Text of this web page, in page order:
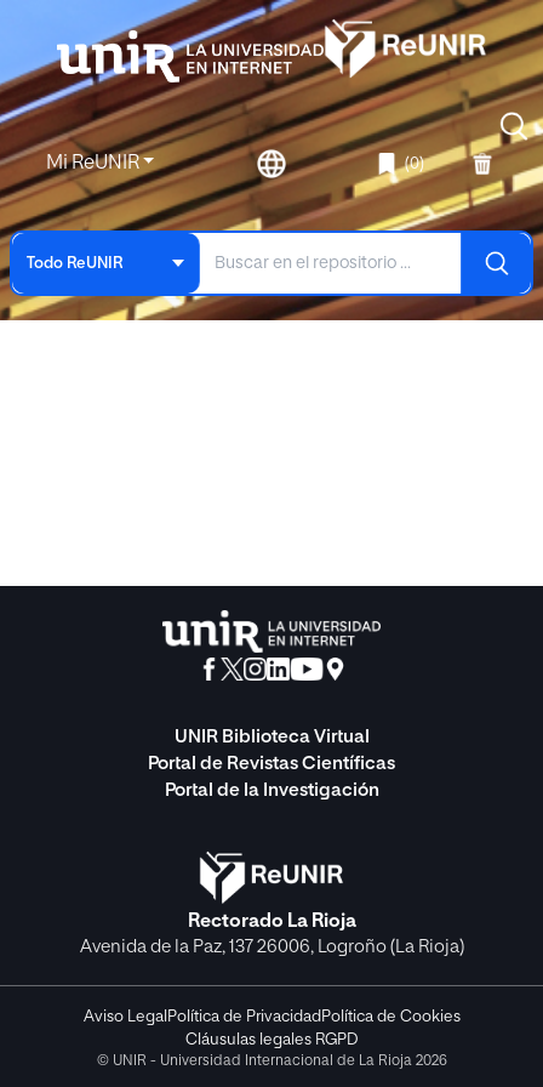
Mi ReUNIR (0)
Todo ReUNIR
UNIR Biblioteca Virtual
Portal de Revistas Científicas
Portal de la Investigación
Rectorado La Rioja
Avenida de la Paz, 137 26006, Logroño (La Rioja)
Aviso Legal Política de Privacidad Política de Cookies
Cláusulas legales RGPD
© UNIR - Universidad Internacional de La Rioja 2026